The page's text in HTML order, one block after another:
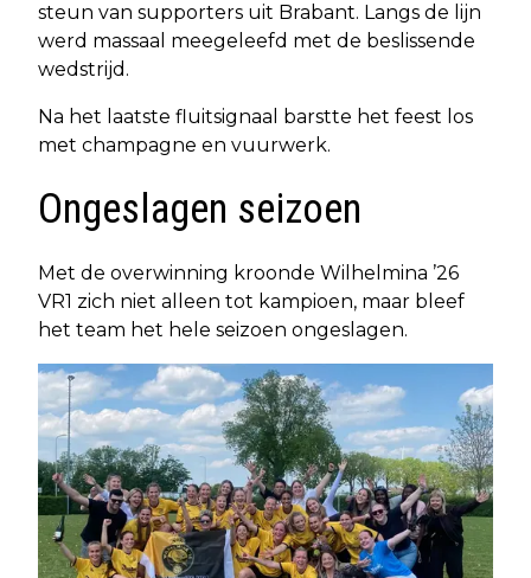
steun van supporters uit Brabant. Langs de lijn
werd massaal meegeleefd met de beslissende
wedstrijd.
Na het laatste fluitsignaal barstte het feest los
met champagne en vuurwerk.
Ongeslagen seizoen
Met de overwinning kroonde Wilhelmina ’26
VR1 zich niet alleen tot kampioen, maar bleef
het team het hele seizoen ongeslagen.